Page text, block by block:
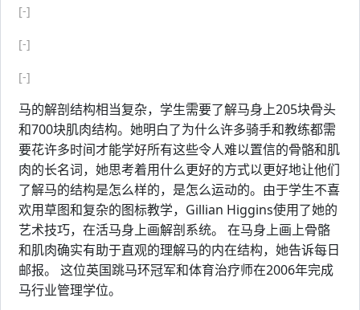
[-]
[-]
[-]
马的解剖结构相当复杂，学生需要了解马身上205块骨头
和700块肌肉结构。她明白了为什么许多骑手和教练都需
要花许多时间才能学好所有这些令人难以置信的骨骼和肌
肉的长名词，她思考着用什么更好的方式以更好地让他们
了解马的结构是怎么样的，是怎么运动的。由于学生不喜
欢用草图和复杂的图标教学，Gillian Higgins使用了她的
艺术技巧，在活马身上画解剖系统。 在马身上画上骨骼
和肌肉确实有助于直观的理解马的内在结构，她告诉每日
邮报。 这位英国跳马环冠军和体育治疗师在2006年完成
马行业管理学位。